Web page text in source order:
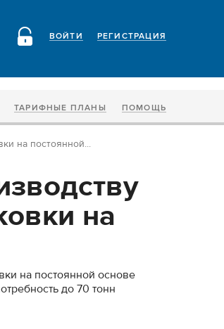
РЕГИСТРАЦИЯ
ВОЙТИ
ТАРИФНЫЕ ПЛАНЫ ПОМОЩЬ
на постоянной...
на
на постоянной основе
до 70 тонн